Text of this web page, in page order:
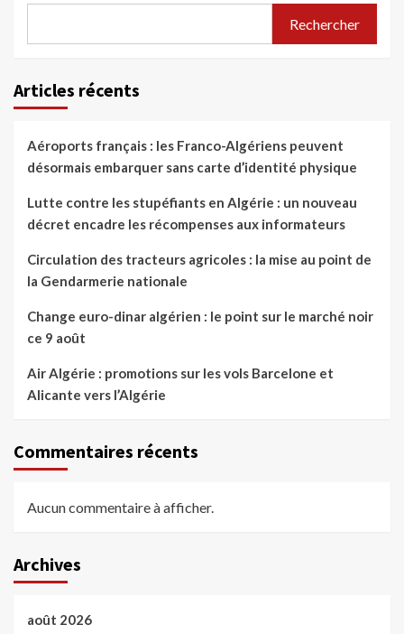
Rechercher
Articles récents
Aéroports français : les Franco-Algériens peuvent
désormais embarquer sans carte d’identité physique
Lutte contre les stupéfiants en Algérie : un nouveau
décret encadre les récompenses aux informateurs
Circulation des tracteurs agricoles : la mise au point de
la Gendarmerie nationale
Change euro-dinar algérien : le point sur le marché noir
ce 9 août
Air Algérie : promotions sur les vols Barcelone et
Alicante vers l’Algérie
Commentaires récents
Aucun commentaire à afficher.
Archives
août 2026